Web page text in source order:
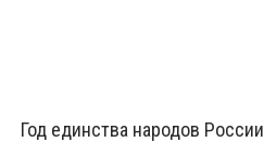
Год единства народов России